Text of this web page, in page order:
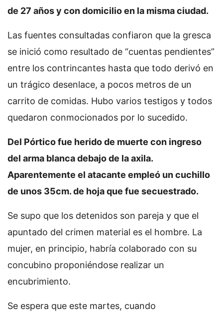
de 27 años y con domicilio en la misma ciudad.
Las fuentes consultadas confiaron que la gresca
se inició como resultado de “cuentas pendientes”
entre los contrincantes hasta que todo derivó en
un trágico desenlace, a pocos metros de un
carrito de comidas. Hubo varios testigos y todos
quedaron conmocionados por lo sucedido.
Del Pórtico fue herido de muerte con ingreso
del arma blanca debajo de la axila.
Aparentemente el atacante empleó un cuchillo
de unos 35cm. de hoja que fue secuestrado.
Se supo que los detenidos son pareja y que el
apuntado del crimen material es el hombre. La
mujer, en principio, habría colaborado con su
concubino proponiéndose realizar un
encubrimiento.
Se espera que este martes, cuando